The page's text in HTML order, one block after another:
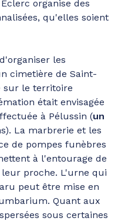
organise des
qu'elles soient
les
cimetière de Saint-
sur le territoire
était envisagée
à Pélussin (un
La marbrerie et les
de pompes funèbres
à l'entourage de
proche. L'urne qui
peut être mise en
Quant aux
sous certaines